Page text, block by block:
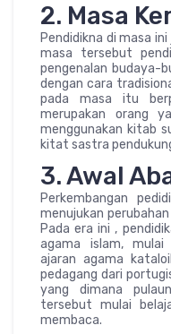
2. Masa
Pendidikna di masa
masa tersebut
pengenalan budaya-
dengan cara
pada masa itu
merupakan orang
menggunakan kitab
kitat sastra
3. Awal
Perkembangan
menujukan
Pada era ini ,
agama islam, mulai
ajaran agama
pedagang dari
yang dimana
tersebut mulai
membaca.